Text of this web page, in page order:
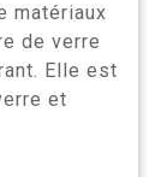
matériaux
de verre
Elle est
et